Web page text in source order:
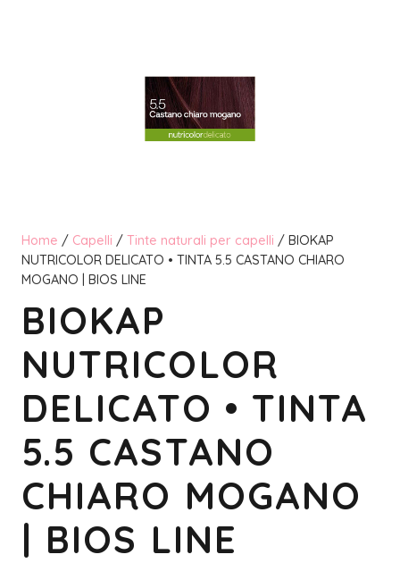
Home / Capelli / Tinte naturali per capelli / BIOKAP
NUTRICOLOR DELICATO • TINTA 5.5 CASTANO CHIARO
MOGANO | BIOS LINE
BIOKAP
NUTRICOLOR
DELICATO • TINTA
5.5 CASTANO
CHIARO MOGANO
| BIOS LINE